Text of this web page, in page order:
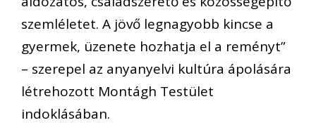
szemléletet. A jövő legnagyobb kincse a
gyermek, üzenete hozhatja el a reményt”
– szerepel az anyanyelvi kultúra ápolására
létrehozott Montágh Testület
indoklásában.